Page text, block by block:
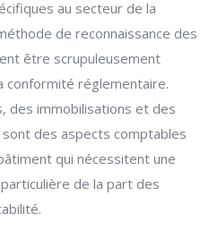
au secteur de la
de reconnaissance des
être scrupuleusement
conformité réglementaire.
des immobilisations et des
des aspects comptables
qui nécessitent une
de la part des